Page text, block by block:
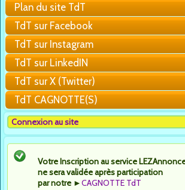
Plan du site TdT
TdT sur Facebook
TdT sur Instagram
TdT sur LinkedIN
TdT sur X (Twitter)
TdT CAGNOTTE(S)
Connexion au site
Votre Inscription au service
ne sera validée après participation
par notre ►CAGNOTTE TdT